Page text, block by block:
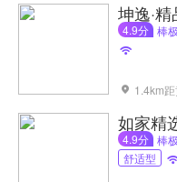
坤逸·
4.9分 棒

 1.4km
如家精
4.9分 棒
舒适型